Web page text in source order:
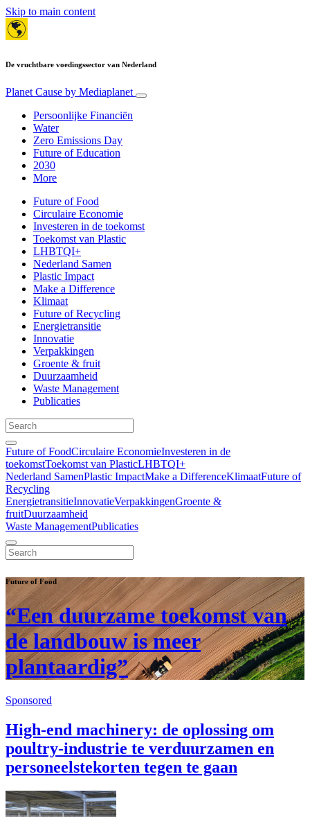
Skip to main content
De vruchtbare voedingssector van Nederland
Planet Cause by Mediaplanet
Persoonlijke Financiën
Water
Zero Emissions Day
Future of Education
2030
More
Future of Food
Circulaire Economie
Investeren in de toekomst
Toekomst van Plastic
LHBTQI+
Nederland Samen
Plastic Impact
Make a Difference
Klimaat
Future of Recycling
Energietransitie
Innovatie
Verpakkingen
Groente & fruit
Duurzaamheid
Waste Management
Publicaties
Future of FoodCirculaire EconomieInvesteren in de
toekomstToekomst van PlasticLHBTQI+
Nederland SamenPlastic ImpactMake a DifferenceKlimaatFuture of
Recycling
EnergietransitieInnovatieVerpakkingenGroente &
fruitDuurzaamheid
Waste ManagementPublicaties
Future of Food
“Een duurzame toekomst van
de landbouw is meer
plantaardig”
Sponsored
High-end machinery: de oplossing om
poultry-industrie te verduurzamen en
personeelstekorten tegen te gaan